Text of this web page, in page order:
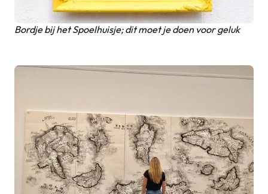
Bordje bij het Spoelhuisje; dit moet je doen voor geluk